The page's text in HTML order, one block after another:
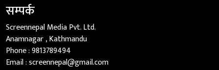
सम्पर्क
Screennepal Media Pvt. Ltd.
Anamnagar , Kathmandu
Phone :9813789494
Email :screennepal@gmail.com